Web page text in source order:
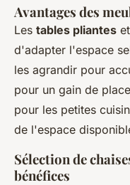
Avantages des
Les tables pliantes
d'adapter l'espace
les agrandir pour
pour un gain de
pour les petites
de l'espace
Sélection de
bénéfices